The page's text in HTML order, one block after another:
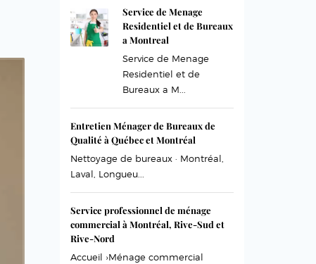
Service de Menage
Residentiel et de Bureaux
a Montreal
Service de Menage
Residentiel et de
Bureaux a M...
Entretien Ménager de Bureaux de
Qualité à Québec et Montréal
Nettoyage de bureaux · Montréal,
Laval, Longueu...
Service professionnel de ménage
commercial à Montréal, Rive-Sud et
Rive-Nord
Accueil ›Ménage commercial